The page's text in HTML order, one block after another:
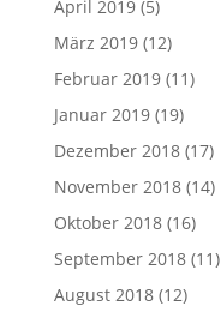
April 2019(5)
März 2019(12)
Februar 2019(11)
Januar 2019(19)
Dezember 2018(17)
November 2018(14)
Oktober 2018(16)
September 2018(11)
August 2018(12)